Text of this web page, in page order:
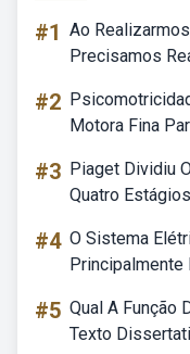
#1 Ao
Precisamos
#2
Motora Fina
#3 Piaget Dividiu
Quatro
#4 O Sistema
Principalmente
#5 Qual A Função
Texto